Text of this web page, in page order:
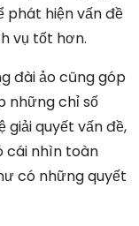
phát hiện vấn đề
vụ tốt hơn.
đài ảo cũng góp
những chỉ số
giải quyết vấn đề,
cái nhìn toàn
có những quyết